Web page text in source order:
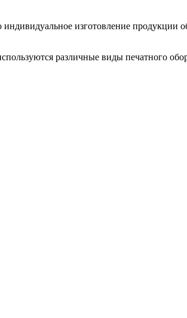
изготовление продукции
различные виды печатного